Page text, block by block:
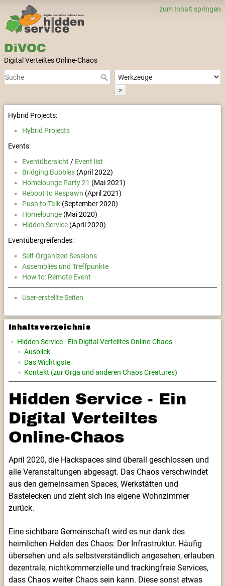
zum Inhalt springen
DiVOC
Digital Verteiltes Online-Chaos
>
Hybrid Projects:
Hybrid Projects
Events:
Eventübersicht / Event list
Bridging Bubbles (April 2022)
Homelounge Party 21 (Mai 2021)
Reboot to Respawn (April 2021)
Push to Talk (September 2020)
Homelounge (Mai 2020)
Hidden Service (April 2020)
Eventübergreifendes:
Self-Organized Sessions
Assemblies und Treffpunkte
How to: Remote Event
User-erstellte Seiten
Inhaltsverzeichnis
Hidden Service - Ein Digital Verteiltes Online-Chaos
Ausblick
Das Wichtigste
Kontakt (zur Orga und anderen Chaos Creatures)
Hidden Service - Ein
Digital Verteiltes
Online-Chaos
April 2020, die Hackspaces sind überall geschlossen und
alle Veranstaltungen abgesagt. Das Chaos verschwindet
aus den gemeinsamen Spaces, Werkstätten und
Bastelecken und zieht sich ins eigene Wohnzimmer
zurück.
Eine sichtbare Gemeinschaft wird es nur dank des
heimlichen Helden des Chaos: Der Infrastruktur. Häufig
übersehen und als selbstverständlich angesehen, erlauben
dezentrale, nichtkommerzielle und trackingfreie Services,
dass Chaos weiter Chaos sein kann. Diese sonst etwas